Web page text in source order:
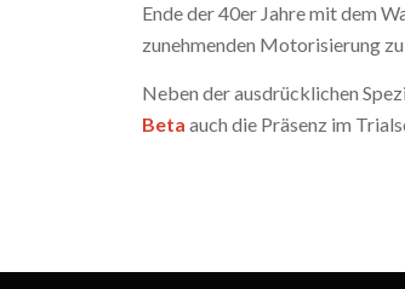
Ende der 40er Jahre mit dem
zunehmenden Motorisierung
Neben der ausdrücklichen
Beta auch die Präsenz im